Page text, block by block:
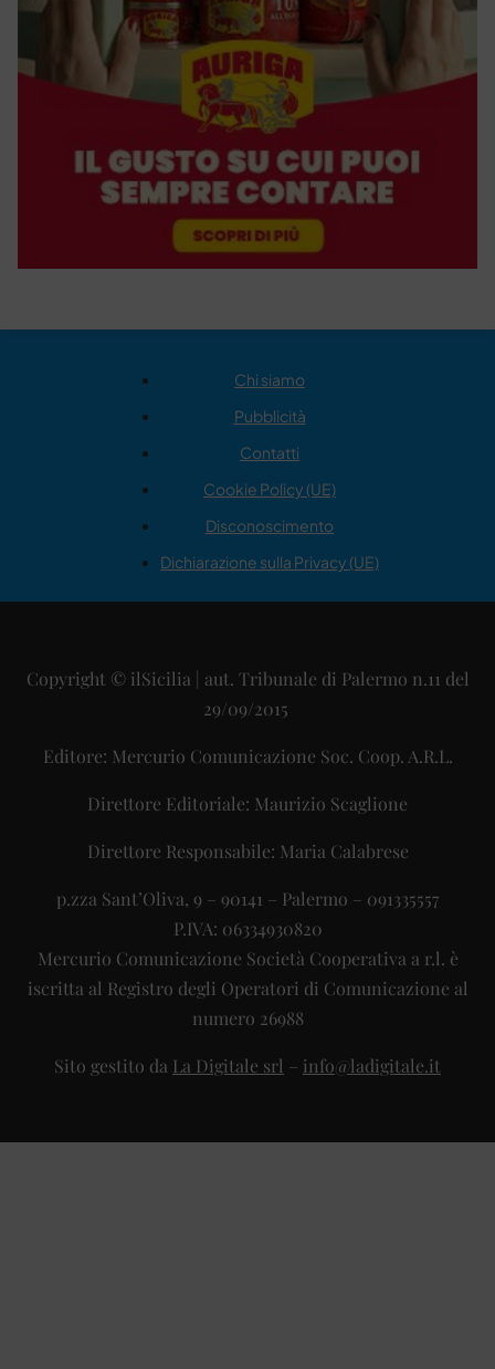
Chi siamo
Pubblicità
Contatti
Cookie Policy (UE)
Disconoscimento
Dichiarazione sulla Privacy (UE)
Copyright © ilSicilia | aut. Tribunale di Palermo n.11 del
29/09/2015
Editore: Mercurio Comunicazione Soc. Coop. A.R.L.
Direttore Editoriale: Maurizio Scaglione
Direttore Responsabile: Maria Calabrese
p.zza Sant’Oliva, 9 – 90141 – Palermo – 091335557
P.IVA: 06334930820
Mercurio Comunicazione Società Cooperativa a r.l. è
iscritta al Registro degli Operatori di Comunicazione al
numero 26988
Sito gestito da La Digitale srl – info@ladigitale.it